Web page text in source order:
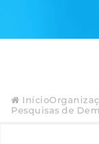
Início
Pesquisas de